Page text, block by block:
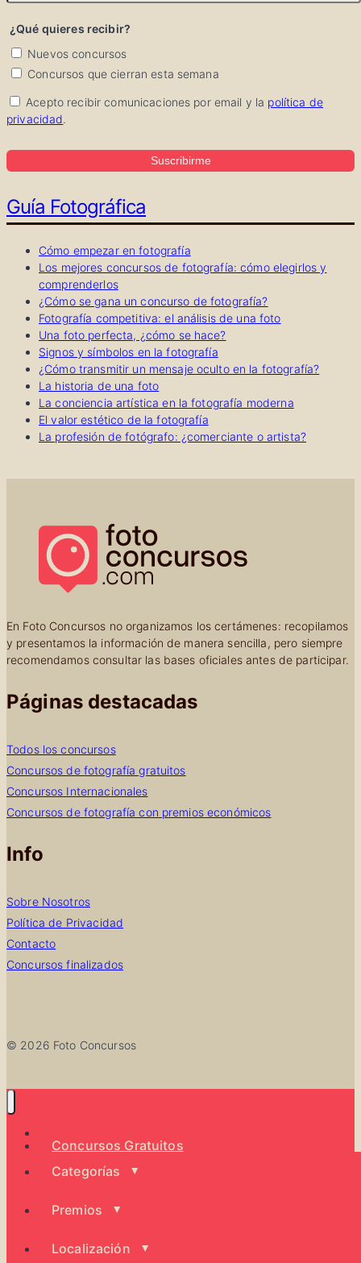
¿Qué quieres recibir?
Nuevos concursos
Concursos que cierran esta semana
Acepto recibir comunicaciones por email y la política de
privacidad.
Suscribirme
Guía Fotográfica
Cómo empezar en fotografía
Los mejores concursos de fotografía: cómo elegirlos y
comprenderlos
¿Cómo se gana un concurso de fotografía?
Fotografía competitiva: el análisis de una foto
Una foto perfecta, ¿cómo se hace?
Signos y símbolos en la fotografía
¿Cómo transmitir un mensaje oculto en la fotografía?
La historia de una foto
La conciencia artística en la fotografía moderna
El valor estético de la fotografía
La profesión de fotógrafo: ¿comerciante o artista?
En Foto Concursos no organizamos los certámenes: recopilamos
y presentamos la información de manera sencilla, pero siempre
recomendamos consultar las bases oficiales antes de participar.
Páginas destacadas
Todos los concursos
Concursos de fotografía gratuitos
Concursos Internacionales
Concursos de fotografía con premios económicos
Info
Sobre Nosotros
Política de Privacidad
Contacto
Concursos finalizados
© 2026 Foto Concursos
Concursos Gratuitos
Categorías
Premios
Localización